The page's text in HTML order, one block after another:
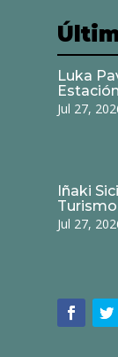
Luka
Jul 27,
Iñaki
Jul 27,